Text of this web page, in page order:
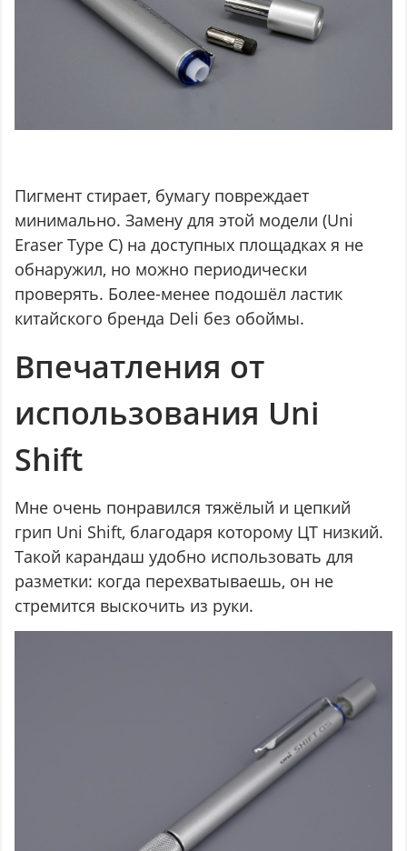
Пигмент стирает, бумагу повреждает
минимально. Замену для этой модели (Uni
Eraser Type C) на доступных площадках я не
обнаружил, но можно периодически
проверять. Более-менее подошёл ластик
китайского бренда Deli без обоймы.
Впечатления от
использования Uni
Shift
Мне очень понравился тяжёлый и цепкий
грип Uni Shift, благодаря которому ЦТ низкий.
Такой карандаш удобно использовать для
разметки: когда перехватываешь, он не
стремится выскочить из руки.